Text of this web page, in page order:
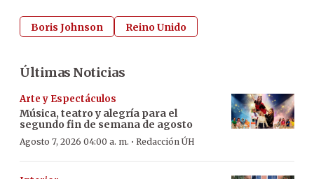
Boris Johnson Reino Unido
Últimas Noticias
Arte y Espectáculos
Música, teatro y alegría para el
segundo fin de semana de agosto
Agosto 7, 2026 04:00 a. m. · Redacción ÚH